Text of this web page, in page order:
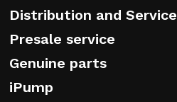
Distribution and Service
Presale service
Genuine parts
iPump